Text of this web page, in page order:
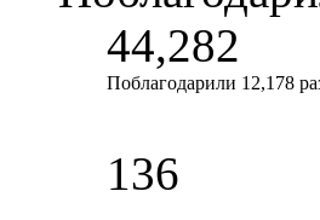
44,282
Поблагодарили 12,178
136